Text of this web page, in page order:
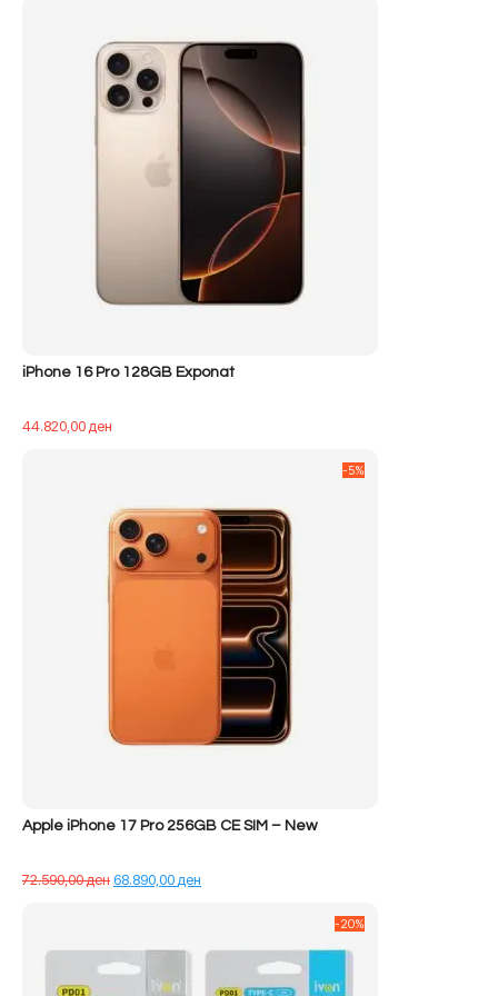
iPhone 16 Pro 128GB Exponat
44.820,00ден
Apple iPhone 17 Pro 256GB CE SIM – New
72.590,00денÇmimi
68.890,00ден
68.890,00 ден.
-5%
-20%